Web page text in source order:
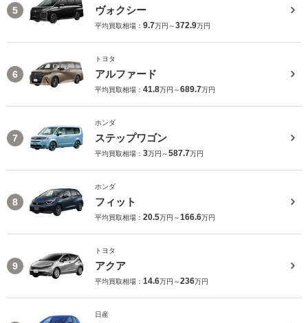
5 ヴォクシー
平均買取相場： 9.7万円～372.9万円
6
トヨタ
アルファード
平均買取相場： 41.8万円～689.7万円
7
ホンダ
ステップワゴン
平均買取相場： 3万円～587.7万円
8
ホンダ
フィット
平均買取相場： 20.5万円～166.6万円
9
トヨタ
アクア
平均買取相場： 14.6万円～236万円
日産